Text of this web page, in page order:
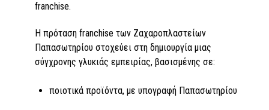
franchise.
Η πρόταση franchise των Ζαχαροπλαστείων
Παπασωτηρίου στοχεύει στη δημιουργία μιας
σύγχρονης γλυκιάς εμπειρίας, βασισμένης σε:
ποιοτικά προϊόντα, με υπογραφή Παπασωτηρίου